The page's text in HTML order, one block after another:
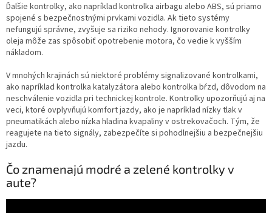
Ďalšie kontrolky, ako napríklad kontrolka airbagu alebo ABS, sú priamo
spojené s bezpečnostnými prvkami vozidla. Ak tieto systémy
nefungujú správne, zvyšuje sa riziko nehody. Ignorovanie kontrolky
oleja môže zas spôsobiť opotrebenie motora, čo vedie k vyšším
nákladom.
V mnohých krajinách sú niektoré problémy signalizované kontrolkami,
ako napríklad kontrolka katalyzátora alebo kontrolka bŕzd, dôvodom na
neschválenie vozidla pri technickej kontrole. Kontrolky upozorňujú aj na
veci, ktoré ovplyvňujú komfort jazdy, ako je napríklad nízky tlak v
pneumatikách alebo nízka hladina kvapaliny v ostrekovačoch. Tým, že
reagujete na tieto signály, zabezpečíte si pohodlnejšiu a bezpečnejšiu
jazdu.
Čo znamenajú modré a zelené kontrolky v
aute?